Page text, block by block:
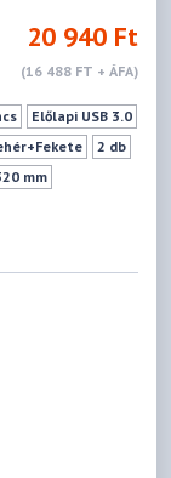
20 940 Ft
(16 488 FT + ÁFA)
Előlapi USB 3.0
2 db
mm